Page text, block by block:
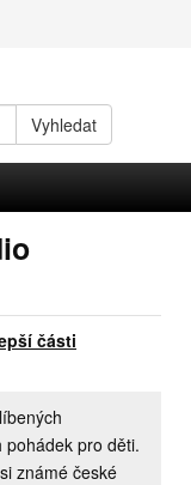
části
pohádek pro děti.
známé české